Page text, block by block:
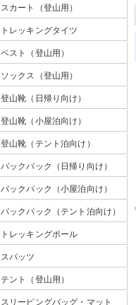
スカート（登山用）
トレッキングタイツ
ベスト（登山用）
ソックス（登山用）
登山靴（日帰り向け）
登山靴（小屋泊向け）
登山靴（テント泊向け）
バックパック（日帰り向け）
バックパック（小屋泊向け）
バックパック（テント泊向け）
トレッキングポール
スパッツ
テント（登山用）
スリーピングバッグ・マット